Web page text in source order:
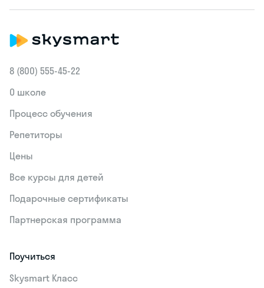
8 (800) 555‑45-22
О школе
Процесс обучения
Репетиторы
Цены
Все курсы для детей
Подарочные сертификаты
Партнерская программа
Поучиться
Skysmart Класс